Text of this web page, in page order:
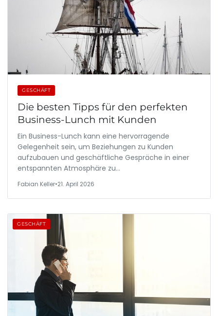
GESCHÄFT
Die besten Tipps für den perfekten
Business-Lunch mit Kunden
Ein Business-Lunch kann eine hervorragende
Gelegenheit sein, um Beziehungen zu Kunden
aufzubauen und geschäftliche Gespräche in einer
entspannten Atmosphäre zu…
Fabian Keller•21. April 2026
GESCHÄFT